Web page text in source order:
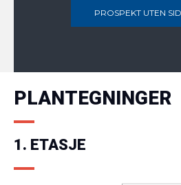
PROSPEKT UTEN
PLANTEGNINGER
1. ETASJE